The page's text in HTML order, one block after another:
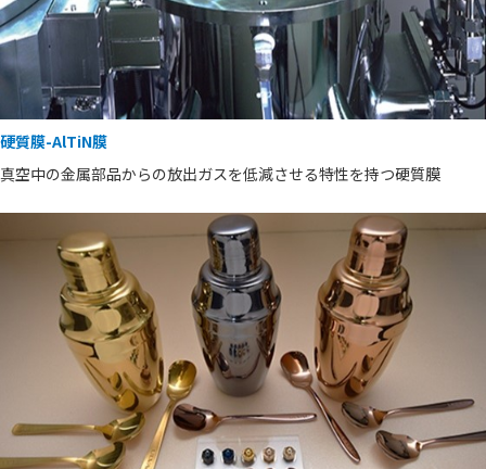
硬質膜-AlTiN膜
真空中の金属部品からの放出ガスを低減させる特性を持つ硬質膜